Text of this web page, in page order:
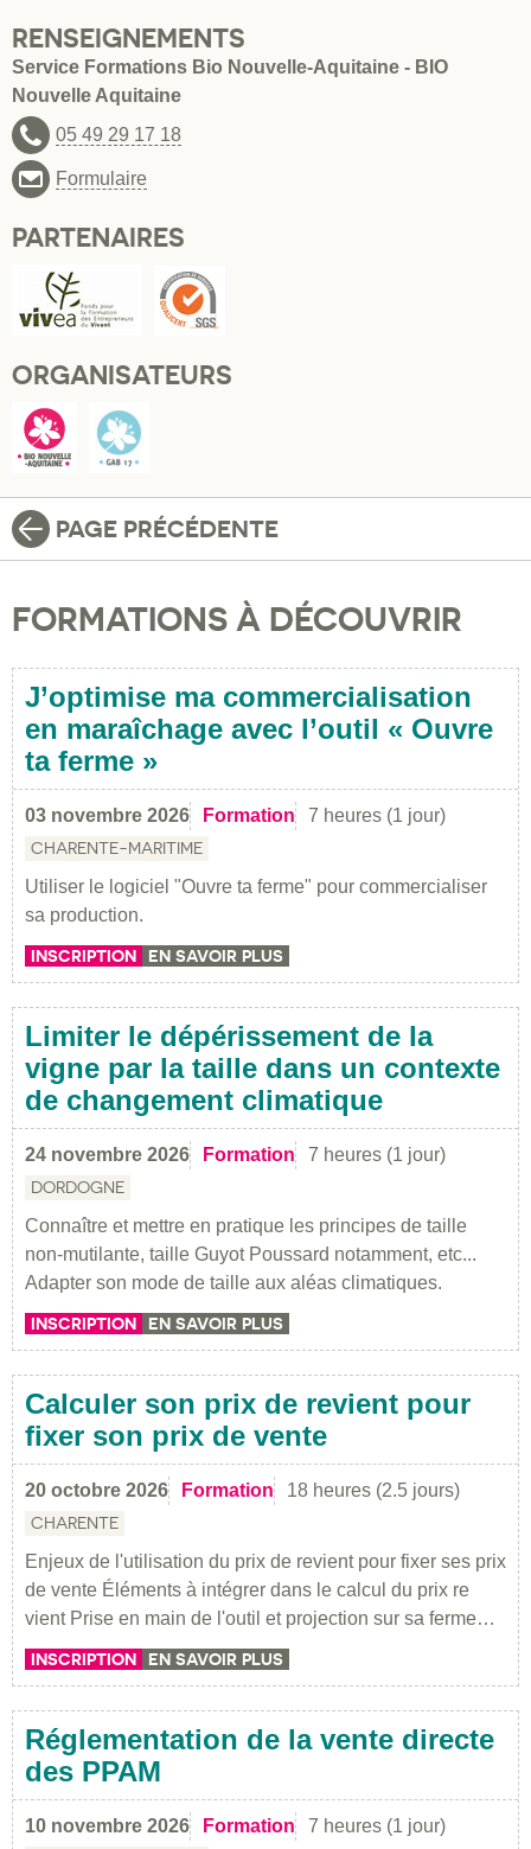
RENSEIGNEMENTS
Service Formations Bio Nouvelle-Aquitaine - BIO
Nouvelle Aquitaine
05 49 29 17 18
Formulaire
PARTENAIRES
ORGANISATEURS
PAGE PRÉCÉDENTE
FORMATIONS À DÉCOUVRIR
J’optimise ma commercialisation
en maraîchage avec l’outil « Ouvre
ta ferme »
03 novembre 2026 Formation 7 heures (1 jour)
CHARENTE-MARITIME
Utiliser le logiciel "Ouvre ta ferme" pour commercialiser
sa production.
INSCRIPTION EN SAVOIR PLUS
Limiter le dépérissement de la
vigne par la taille dans un contexte
de changement climatique
24 novembre 2026 Formation 7 heures (1 jour)
DORDOGNE
Connaître et mettre en pratique les principes de taille
non-mutilante, taille Guyot Poussard notamment, etc...
Adapter son mode de taille aux aléas climatiques.
INSCRIPTION EN SAVOIR PLUS
Calculer son prix de revient pour
fixer son prix de vente
20 octobre 2026 Formation 18 heures (2.5 jours)
CHARENTE
Enjeux de l'utilisation du prix de revient pour fixer ses prix
de vente Éléments à intégrer dans le calcul du prix re
vient Prise en main de l'outil et projection sur sa ferme…
INSCRIPTION EN SAVOIR PLUS
Réglementation de la vente directe
des PPAM
10 novembre 2026 Formation 7 heures (1 jour)